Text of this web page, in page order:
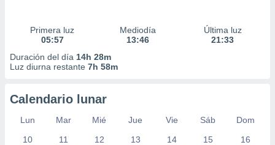
Primera luz
05:57
Mediodía
13:46
Última luz
21:33
Duración del día 14h 28m
Luz diurna restante 7h 58m
Calendario lunar
Lun Mar Mié Jue Vie Sáb
Dom
10
11 12 13 14 15 16